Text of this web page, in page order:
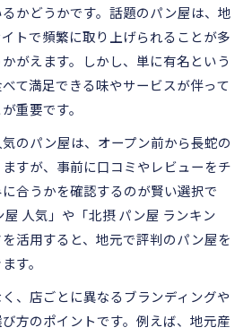
板商品で差別化する方法とは
た坊島らしさの発見
屋で味わう地域の味と魅力
の看板商品比較と坊島の個性
のパン屋が創る坊島らしさ
ブランド戦略を解説
屋ブランド戦略の全体像を紹介
域密着型ブランド形成とは
ランド力が高まる仕組みを解説
開するブランド戦略の実態
るかどうかです。話題のパン屋は、地
トで頻繁に取り上げられることが多
がえます。しかし、単に有名という
て満足できる味やサービスが伴って
重要です。
のパン屋は、オープン前から長蛇の
すが、事前に口コミやレビューをチ
合うかを確認するのが賢い選択で
人気」や「北摂 パン屋 ランキン
活用すると、地元で評判のパン屋を
す。
、店ごとに異なるブランディングや
方のポイントです。例えば、地元産